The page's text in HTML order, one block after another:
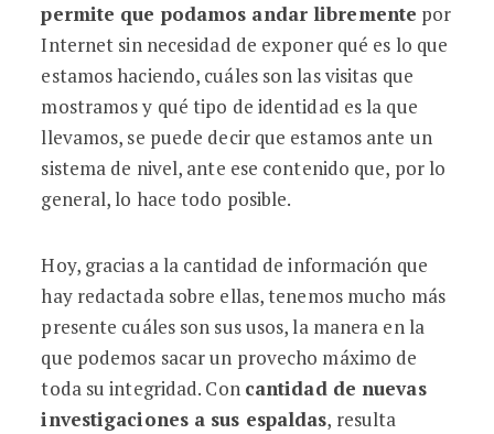
permite que podamos andar libremente por
Internet sin necesidad de exponer qué es lo que
estamos haciendo, cuáles son las visitas que
mostramos y qué tipo de identidad es la que
llevamos, se puede decir que estamos ante un
sistema de nivel, ante ese contenido que, por lo
general, lo hace todo posible.
Hoy, gracias a la cantidad de información que
hay redactada sobre ellas, tenemos mucho más
presente cuáles son sus usos, la manera en la
que podemos sacar un provecho máximo de
toda su integridad. Con cantidad de nuevas
investigaciones a sus espaldas, resulta